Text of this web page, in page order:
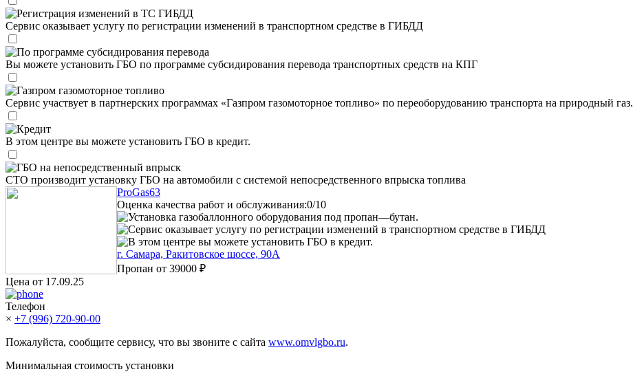
Регистрация изменений в ТС ГИБДД
Сервис оказывает услугу по регистрации изменений в транспортном средстве в ГИБДД
По программе субсидирования перевода
Вы можете установить ГБО по программе субсидирования перевода транспортных средств на КПГ
Газпром газомоторное топливо
Сервис участвует в партнерских программах «Газпром газомоторное топливо» по переоборудованию транспорта на природный газ.
Кредит
В этом центре вы можете установить ГБО в кредит.
ГБО на непосредственный впрыск
СТО производит установку ГБО на автомобили с системой непосредственного впрыска топлива
ProGas63
Оценка качества работ и обслуживания:0/10
Установка газобаллонного оборудования под пропан—бутан.
Сервис оказывает услугу по регистрации изменений в транспортном средстве в ГИБДД
В этом центре вы можете установить ГБО в кредит.
г. Самара, Ракитовское шоссе, 90А
Пропан от 39000 ₽
Цена от 17.09.25
Телефон
× +7 (996) 720-90-00
Пожалуйста, сообщите сервису, что вы звоните с сайта www.omvlgbo.ru.
Минимальная стоимость установки